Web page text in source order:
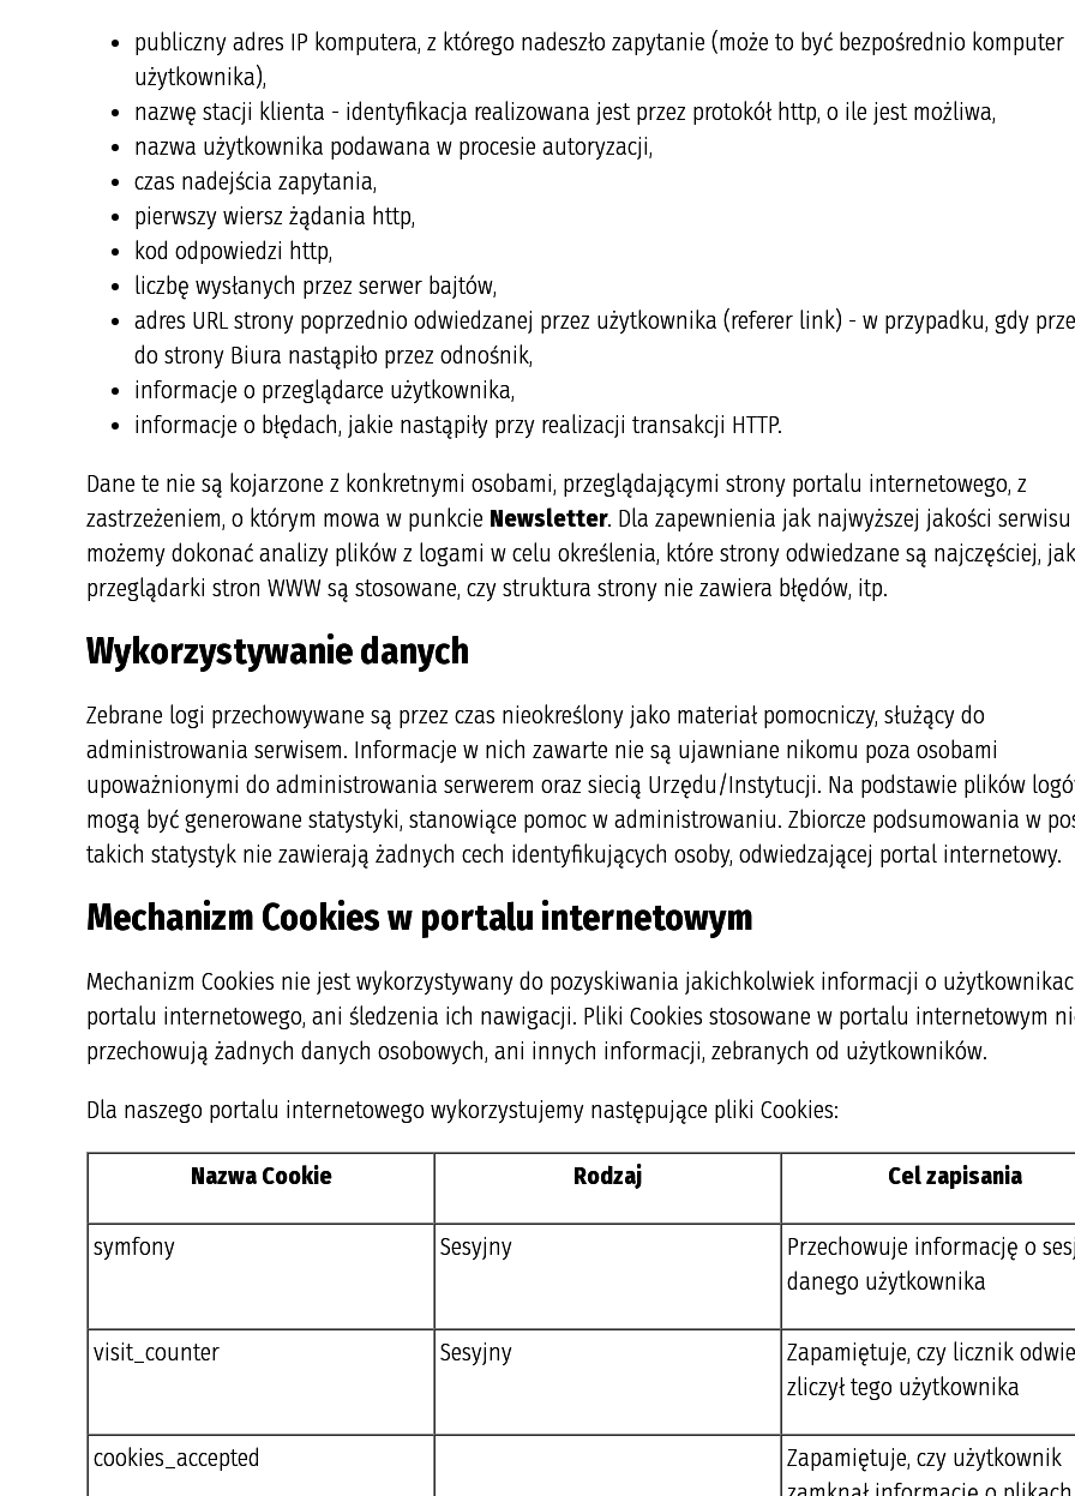
publiczny adres IP komputera, z którego nadeszło zapytanie (może to być bezpośrednio komputer
użytkownika),
nazwę stacji klienta - identyfikacja realizowana jest przez protokół http, o ile jest możliwa,
nazwa użytkownika podawana w procesie autoryzacji,
czas nadejścia zapytania,
pierwszy wiersz żądania http,
kod odpowiedzi http,
liczbę wysłanych przez serwer bajtów,
adres URL strony poprzednio odwiedzanej przez użytkownika (referer link) - w przypadku, gdy
do strony Biura nastąpiło przez odnośnik,
informacje o przeglądarce użytkownika,
informacje o błędach, jakie nastąpiły przy realizacji transakcji HTTP.
Dane te nie są kojarzone z konkretnymi osobami, przeglądającymi strony portalu internetowego, z
zastrzeżeniem, o którym mowa w punkcie Newsletter. Dla zapewnienia jak najwyższej jakości serwisu
możemy dokonać analizy plików z logami w celu określenia, które strony odwiedzane są najczęściej,
przeglądarki stron WWW są stosowane, czy struktura strony nie zawiera błędów, itp.
Wykorzystywanie danych
Zebrane logi przechowywane są przez czas nieokreślony jako materiał pomocniczy, służący do
administrowania serwisem. Informacje w nich zawarte nie są ujawniane nikomu poza osobami
upoważnionymi do administrowania serwerem oraz siecią Urzędu/Instytucji. Na podstawie plików
mogą być generowane statystyki, stanowiące pomoc w administrowaniu. Zbiorcze podsumowania w
takich statystyk nie zawierają żadnych cech identyfikujących osoby, odwiedzającej portal internetowy.
Mechanizm Cookies w portalu internetowym
Mechanizm Cookies nie jest wykorzystywany do pozyskiwania jakichkolwiek informacji o
portalu internetowego, ani śledzenia ich nawigacji. Pliki Cookies stosowane w portalu internetowym
przechowują żadnych danych osobowych, ani innych informacji, zebranych od użytkowników.
Dla naszego portalu internetowego wykorzystujemy następujące pliki Cookies:
Nazwa Cookie Rodzaj Cel zapisania
symfony Sesyjny
Przechowuje informację o
danego użytkownika
visit_counter Sesyjny
Zapamiętuje, czy licznik
zliczył tego użytkownika
cookies_accepted
Zapamiętuje, czy użytkownik